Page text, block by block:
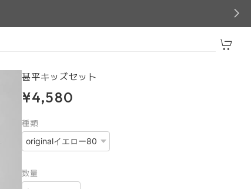
甚平キッズセット
¥4,580
種類
数量